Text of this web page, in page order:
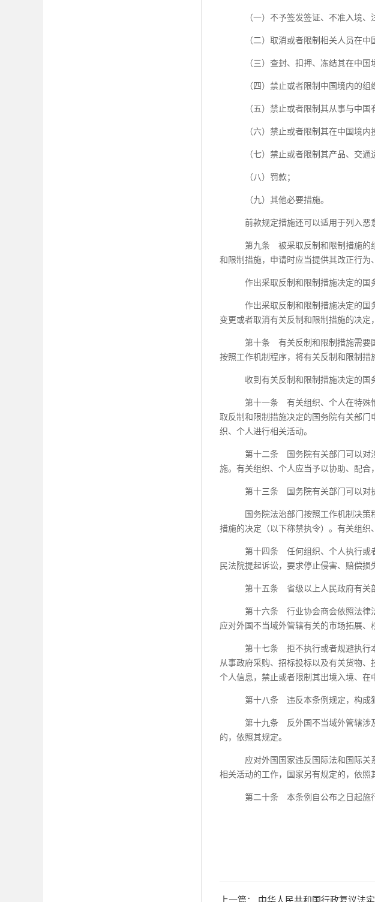
（一）不予签发签证、不准入境
（二）取消或者限制相关人员在
（三）查封、扣押、冻结其在中
（四）禁止或者限制中国境内的
（五）禁止或者限制其从事与中国
（六）禁止或者限制其在中国境内
（七）禁止或者限制其产品、交通
（八）罚款；
（九）其他必要措施。
前款规定措施还可以适用于列入恶
第九条 被采取反制和限制措施的
和限制措施，申请时应当提供其改正行为
作出采取反制和限制措施决定的国
作出采取反制和限制措施决定的国
变更或者取消有关反制和限制措施的决定
第十条 有关反制和限制措施需要
按照工作机制程序，将有关反制和限制措
收到有关反制和限制措施决定的国
第十一条 有关组织、个人在特殊
取反制和限制措施决定的国务院有关部
织、个人进行相关活动。
第十二条 国务院有关部门可以对
施。有关组织、个人应当予以协助、配合
第十三条 国务院有关部门可以对
国务院法治部门按照工作机制决
措施的决定（以下称禁执令）。有关组织
第十四条 任何组织、个人执行或
民法院提起诉讼，要求停止侵害、赔偿损
第十五条 省级以上人民政府有关
第十六条 行业协会商会依照法律
应对外国不当域外管辖有关的市场拓展、
第十七条 拒不执行或者规避执行
从事政府采购、招标投标以及有关货物、
个人信息，禁止或者限制其出境入境、在
第十八条 违反本条例规定，构成
第十九条 反外国不当域外管辖涉
的，依照其规定。
应对外国国家违反国际法和国际
相关活动的工作，国家另有规定的，依照
第二十条 本条例自公布之日起施